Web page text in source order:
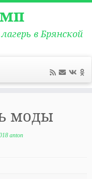
в Брянской
моды
anton